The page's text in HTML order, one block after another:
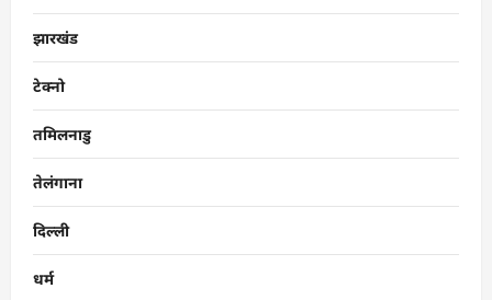
झारखंड
टेक्नो
तमिलनाडु
तेलंगाना
दिल्ली
धर्म